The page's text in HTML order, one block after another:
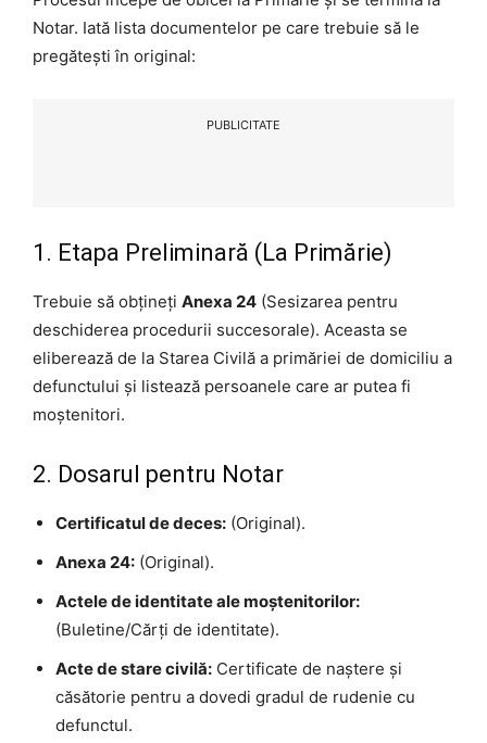
Notar. Iată lista documentelor pe care trebuie să le
pregătești în original:
PUBLICITATE
1. Etapa Preliminară (La Primărie)
Trebuie să obțineți Anexa 24 (Sesizarea pentru
deschiderea procedurii succesorale). Aceasta se
eliberează de la Starea Civilă a primăriei de domiciliu a
defunctului și listează persoanele care ar putea fi
moștenitori.
2. Dosarul pentru Notar
Certificatul de deces: (Original).
Anexa 24: (Original).
Actele de identitate ale moștenitorilor:
(Buletine/Cărți de identitate).
Acte de stare civilă: Certificate de naștere și
căsătorie pentru a dovedi gradul de rudenie cu
defunctul.